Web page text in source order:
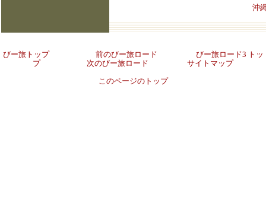
沖
びー旅トップ 前のびー旅ロード
びー旅ロード3 トッ
プ
次のびー旅ロード サイトマップ
このページのトップ